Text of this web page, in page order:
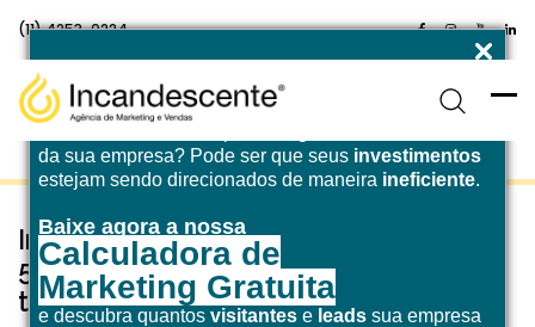
da sua empresa? Pode ser que seus investimentos
estejam sendo direcionados de maneira ineficiente.
Baixe agora a nossa
Calculadora de
Marketing Gratuita
e descubra quantos visitantes e leads sua empresa
(11) 4253-0224
Intercarta otimiza gestão e reduz em
50% tempo de atividades com
tecnologia TOTVS